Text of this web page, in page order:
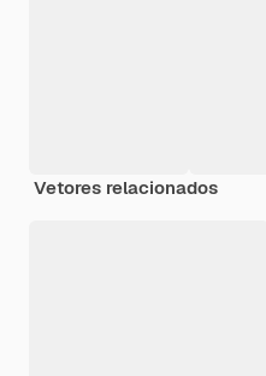
Vetores relacionados